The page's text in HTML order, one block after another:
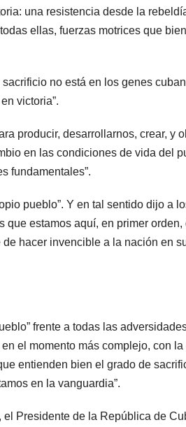
una resistencia desde la
ellas, fuerzas motrices que
no está en los genes
victoria”.
producir, desarrollarnos, crear, y
en las condiciones de vida del
fundamentales”.
pueblo”. Y en tal sentido dijo a
estamos aquí, en primer
hacer invencible a la nación en
frente a todas las
el momento más complejo, con
entienden bien el grado de
en la vanguardia”.
Presidente de la República de